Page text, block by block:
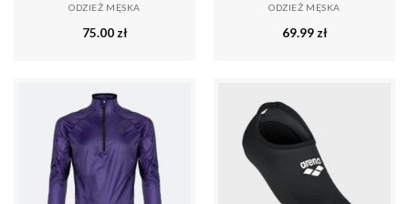
ODZIEŻ MĘSKA
75.00 zł
ODZIEŻ MĘSKA
69.99 zł